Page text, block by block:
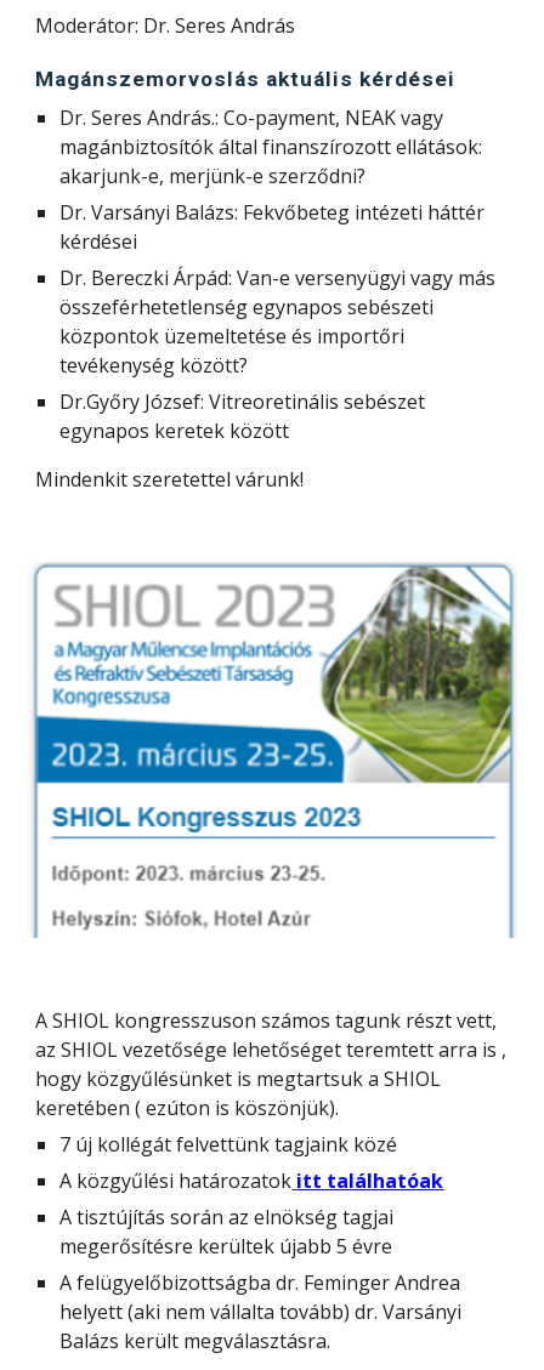
Moderátor: Dr. Seres András
Magánszemorvoslás aktuális kérdései
Dr. Seres András.: Co-payment, NEAK vagy
magánbiztosítók által finanszírozott ellátások:
akarjunk-e, merjünk-e szerződni?
Dr. Varsányi Balázs: Fekvőbeteg intézeti háttér
kérdései
Dr. Bereczki Árpád: Van-e versenyügyi vagy más
összeférhetetlenség egynapos sebészeti
központok üzemeltetése és importőri
tevékenység között?
Dr.Győry József: Vitreoretinális sebészet
egynapos keretek között
Mindenkit szeretettel várunk!
A SHIOL kongresszuson számos tagunk részt vett,
az SHIOL vezetősége lehetőséget teremtett arra is ,
hogy közgyűlésünket is megtartsuk a SHIOL
keretében ( ezúton is köszönjük).
7 új kollégát felvettünk tagjaink közé
A közgyűlési határozatok itt találhatóak
A tisztújítás során az elnökség tagjai
megerősítésre kerültek újabb 5 évre
A felügyelőbizottságba dr. Feminger Andrea
helyett (aki nem vállalta tovább) dr. Varsányi
Balázs került megválasztásra.